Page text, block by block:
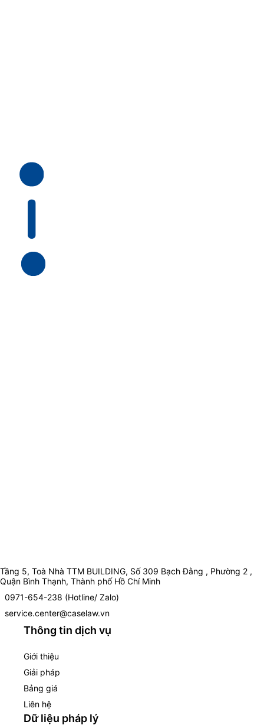
Tầng 5, Toà Nhà TTM BUILDING, Số 309 Bạch Đằng , Phường 2 ,
Quận Bình Thạnh, Thành phố Hồ Chí Minh
0971-654-238 (Hotline/ Zalo)
service.center@caselaw.vn
Thông tin dịch vụ
Giới thiệu
Giải pháp
Bảng giá
Liên hệ
Dữ liệu pháp lý